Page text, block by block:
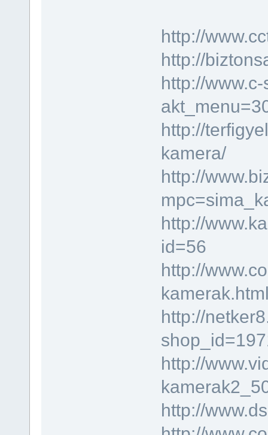
http://
http://
http://
http://
kamera/
http://
http://
id=56
http://
http://
http://
http://